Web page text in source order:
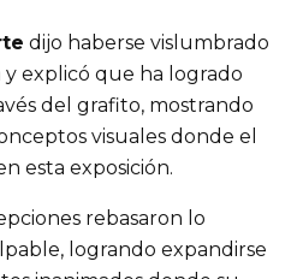
dijo haberse vislumbrado
explicó que ha logrado
del grafito, mostrando
visuales donde el
esta exposición.
rebasaron lo
logrando expandirse